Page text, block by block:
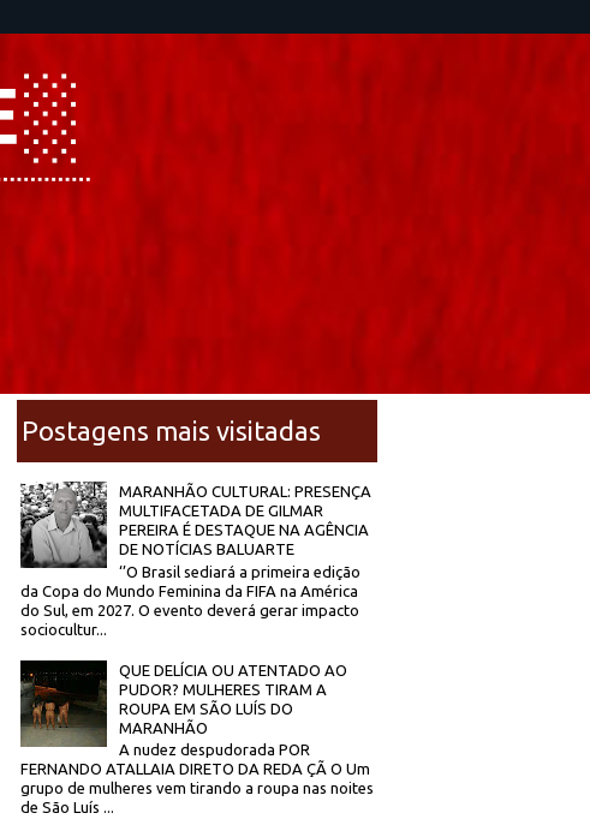
Postagens mais visitadas
MARANHÃO CULTURAL: PRESENÇA
MULTIFACETADA DE GILMAR
PEREIRA É DESTAQUE NA AGÊNCIA
DE NOTÍCIAS BALUARTE
‘’O Brasil sediará a primeira edição
da Copa do Mundo Feminina da FIFA na América
do Sul, em 2027. O evento deverá gerar impacto
sociocultur...
QUE DELÍCIA OU ATENTADO AO
PUDOR? MULHERES TIRAM A
ROUPA EM SÃO LUÍS DO
MARANHÃO
A nudez despudorada POR
FERNANDO ATALLAIA DIRETO DA REDA ÇÃ O Um
grupo de mulheres vem tirando a roupa nas noites
de São Luís ...